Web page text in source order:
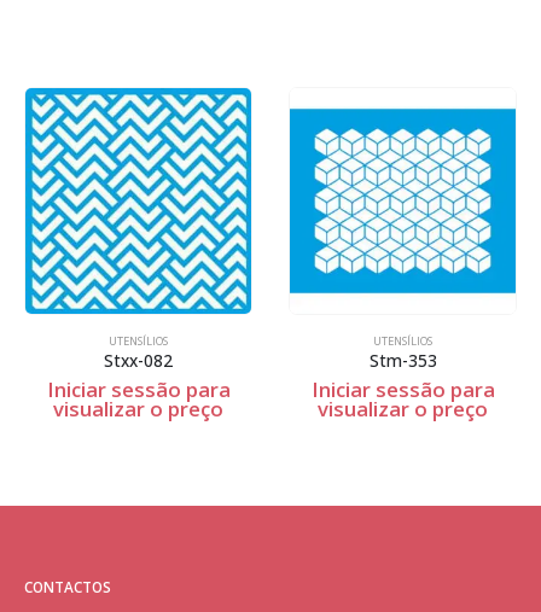
UTENSÍLIOS
Stxx-082
Iniciar sessão para
visualizar o preço
UTENSÍLIOS
Stm-353
Iniciar sessão para
visualizar o preço
CONTACTOS